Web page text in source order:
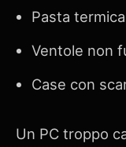
Pasta
Ventole non
Case con
Un PC troppo